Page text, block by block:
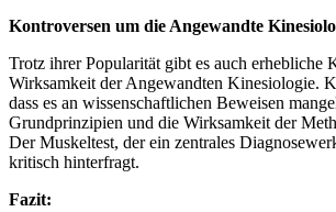
Kontroversen um die Angewandte
Trotz ihrer Popularität gibt es auch erhebliche
Wirksamkeit der Angewandten Kinesiologie.
dass es an wissenschaftlichen Beweisen
Grundprinzipien und die Wirksamkeit der
Der Muskeltest, der ein zentrales
kritisch hinterfragt.
Fazit: